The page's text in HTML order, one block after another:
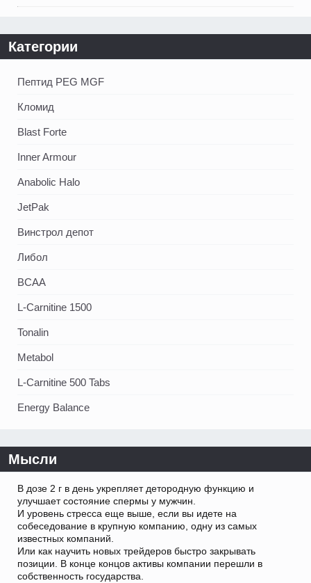
Категории
Пептид PEG MGF
Кломид
Blast Forte
Inner Armour
Anabolic Halo
JetPak
Винстрол депот
Либол
BCAA
L-Carnitine 1500
Tonalin
Metabol
L-Carnitine 500 Tabs
Energy Balance
Мысли
В дозе 2 г в день укрепляет детородную функцию и
улучшает состояние спермы у мужчин.
И уровень стресса еще выше, если вы идете на
собеседование в крупную компанию, одну из самых
известных компаний.
Или как научить новых трейдеров быстро закрывать
позиции. В конце концов активы компании перешли в
собственность государства.